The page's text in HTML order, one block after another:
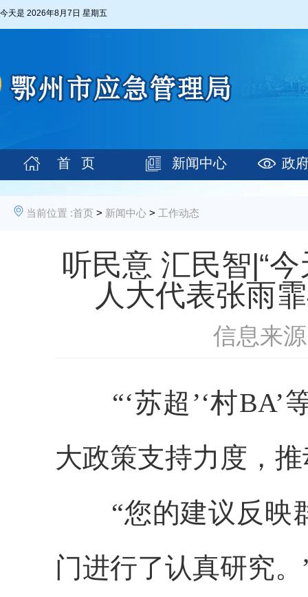
今天是 2026年8月7日 星期五
首 页 新闻中心 政
当前位置 :首页 > 新闻中心 > 工作动态
听民意 汇民智|“
人大代表张雨
信息来
“‘苏超’‘村BA’
大政策支持力度，
“您的建议反映群
门进行了认真研究。